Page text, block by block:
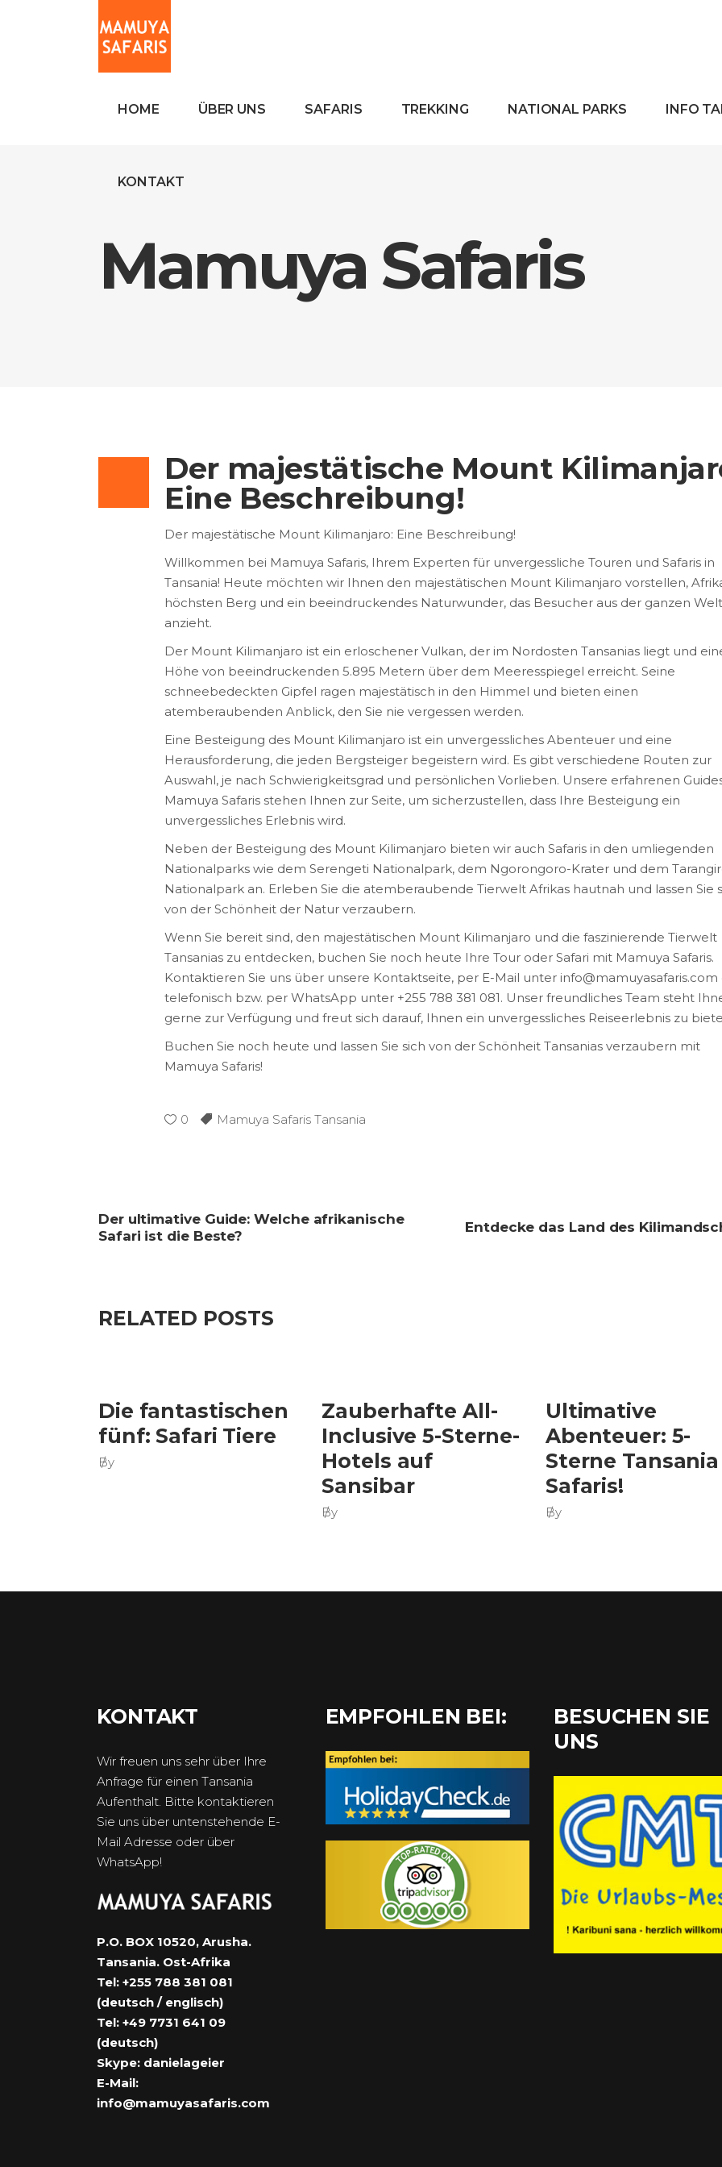
HOME ÜBER UNS SAFARIS TREKKING NATIONAL PARKS INFO
KONTAKT
Mamuya Safaris
Der majestätische Mount
Eine Beschreibung!
Der majestätische Mount Kilimanjaro: Eine Beschreibung!
Willkommen bei Mamuya Safaris, Ihrem Experten für unvergessliche Touren und Safaris in
Tansania! Heute möchten wir Ihnen den majestätischen Mount Kilimanjaro vorstellen,
höchsten Berg und ein beeindruckendes Naturwunder, das Besucher aus der ganzen Welt
anzieht.
Der Mount Kilimanjaro ist ein erloschener Vulkan, der im Nordosten Tansanias liegt und
Höhe von beeindruckenden 5.895 Metern über dem Meeresspiegel erreicht. Seine
schneebedeckten Gipfel ragen majestätisch in den Himmel und bieten einen
atemberaubenden Anblick, den Sie nie vergessen werden.
Eine Besteigung des Mount Kilimanjaro ist ein unvergessliches Abenteuer und eine
Herausforderung, die jeden Bergsteiger begeistern wird. Es gibt verschiedene Routen zur
Auswahl, je nach Schwierigkeitsgrad und persönlichen Vorlieben. Unsere erfahrenen
Mamuya Safaris stehen Ihnen zur Seite, um sicherzustellen, dass Ihre Besteigung ein
unvergessliches Erlebnis wird.
Neben der Besteigung des Mount Kilimanjaro bieten wir auch Safaris in den umliegenden
Nationalparks wie dem Serengeti Nationalpark, dem Ngorongoro-Krater und dem
Nationalpark an. Erleben Sie die atemberaubende Tierwelt Afrikas hautnah und lassen Sie
von der Schönheit der Natur verzaubern.
Wenn Sie bereit sind, den majestätischen Mount Kilimanjaro und die faszinierende Tierwelt
Tansanias zu entdecken, buchen Sie noch heute Ihre Tour oder Safari mit Mamuya Safaris.
Kontaktieren Sie uns über unsere Kontaktseite, per E-Mail unter info@mamuyasafaris.com
telefonisch bzw. per WhatsApp unter +255 788 381 081. Unser freundliches Team steht
gerne zur Verfügung und freut sich darauf, Ihnen ein unvergessliches Reiseerlebnis zu
Buchen Sie noch heute und lassen Sie sich von der Schönheit Tansanias verzaubern mit
Mamuya Safaris!
0 Mamuya Safaris Tansania
Der ultimative Guide: Welche afrikanische
Safari ist die Beste?
Entdecke das Land des
RELATED POSTS
Die fantastischen
fünf: Safari Tiere
By
Zauberhafte All-
Inclusive 5-Sterne-
Hotels auf
Sansibar
By
Ultimative
Abenteuer: 5-
Sterne Tansania
Safaris!
By
KONTAKT
Wir freuen uns sehr über Ihre
Anfrage für einen Tansania
Aufenthalt. Bitte kontaktieren
Sie uns über untenstehende E-
Mail Adresse oder über
WhatsApp!
P.O. BOX 10520, Arusha.
Tansania. Ost-Afrika
Tel: +255 788 381 081
(deutsch / englisch)
Tel: +49 7731 641 09
(deutsch)
Skype: danielageier
E-Mail:
info@mamuyasafaris.com
EMPFOHLEN BEI:
BESUCHEN SIE
UNS